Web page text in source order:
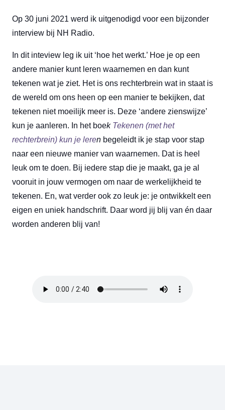
Op 30 juni 2021 werd ik uitgenodigd voor een bijzonder
interview bij NH Radio.
In dit inteview leg ik uit ‘hoe het werkt.’ Hoe je op een
andere manier kunt leren waarnemen en dan kunt
tekenen wat je ziet. Het is ons rechterbrein wat in staat is
de wereld om ons heen op een manier te bekijken, dat
tekenen niet moeilijk meer is. Deze ‘andere zienswijze’
kun je aanleren. In het boek Tekenen (met het
rechterbrein) kun je leren begeleidt ik je stap voor stap
naar een nieuwe manier van waarnemen. Dat is heel
leuk om te doen. Bij iedere stap die je maakt, ga je al
vooruit in jouw vermogen om naar de werkelijkheid te
tekenen. En, wat verder ook zo leuk je: je ontwikkelt een
eigen en uniek handschrift. Daar word jij blij van én daar
worden anderen blij van!